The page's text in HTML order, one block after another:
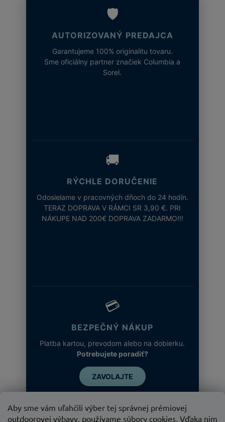
Aby sme vám uľahčili výber tej správnej prémiovej
outdoorovej výbavy, používame súbory cookies. Vďaka nim
🛡️
AUTORIZOVANÝ PREDAJCA
Garantujeme 100% originalitu tovaru.
Sme oficiálny partner značiek Columbia a
Sorel.
🚚
RÝCHLE DORUČENIE
Odosielame v pracovných dňoch do 24 hodín.
TERAZ DOPRAVA V RÁMCI SR 3,90 €. PRI
NÁKUPE NAD 200€ DOPRAVA ZADARMO!!!
💳
BEZPEČNÝ NÁKUP
Platba kartou, prevodom alebo na dobierku.
Potrebujete poradiť?
ZAVOLAJTE